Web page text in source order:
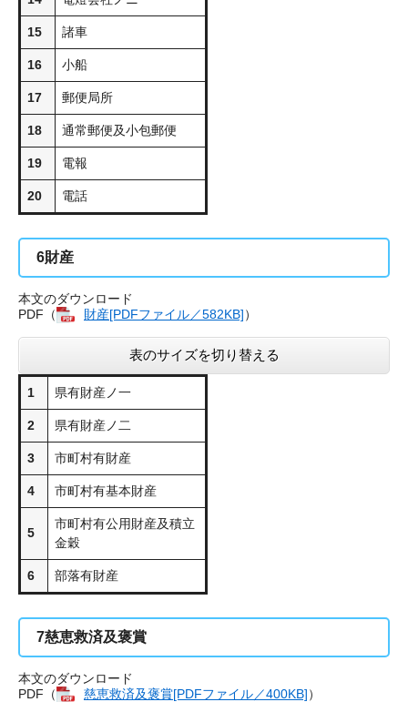
15 諸車
16 小船
17 郵便局所
18 通常郵便及小包郵便
19 電報
20 電話
6財産
本文のダウンロード
PDF（
財産[PDFファイル／582KB]）
表のサイズを切り替える
1 県有財産ノ一
2 県有財産ノ二
3 市町村有財産
4 市町村有基本財産
5
市町村有公用財産及積立
金穀
6 部落有財産
7慈恵救済及褒賞
本文のダウンロード
PDF（
慈恵救済及褒賞[PDFファイル／400KB]）